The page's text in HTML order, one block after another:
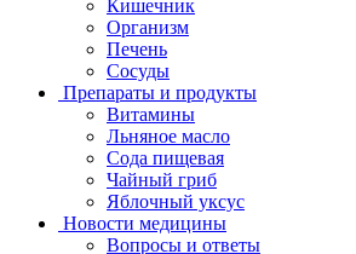
Кишечник
Организм
Печень
Сосуды
Препараты и продукты
Витамины
Льняное масло
Сода пищевая
Чайный гриб
Яблочный уксус
Новости медицины
Вопросы и ответы